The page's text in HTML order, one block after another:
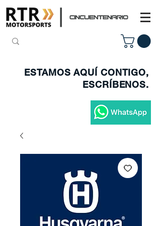
ESTAMOS AQUÍ CONTIGO,
ESCRÍBENOS.